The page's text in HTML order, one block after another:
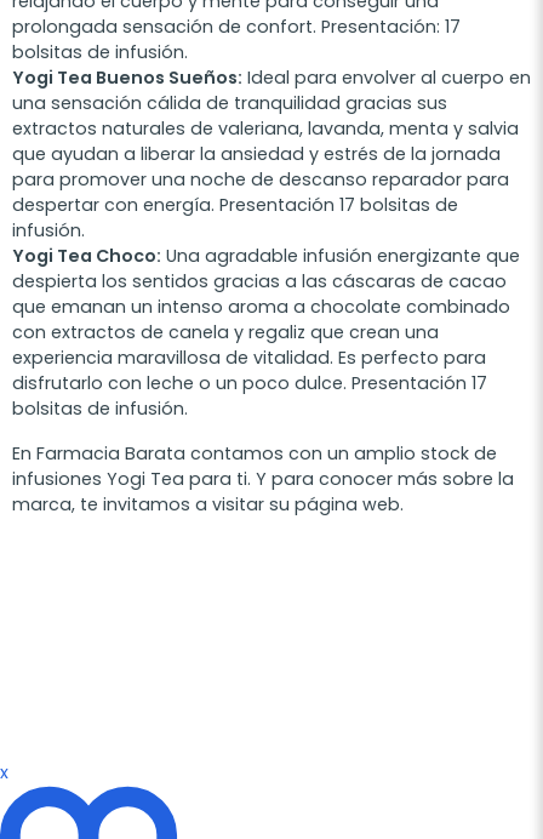
prolongada sensación de confort. Presentación: 17
bolsitas de infusión.
Yogi Tea Buenos Sueños: Ideal para envolver al cuerpo en
una sensación cálida de tranquilidad gracias sus
extractos naturales de valeriana, lavanda, menta y salvia
que ayudan a liberar la ansiedad y estrés de la jornada
para promover una noche de descanso reparador para
despertar con energía. Presentación 17 bolsitas de
infusión.
Yogi Tea Choco: Una agradable infusión energizante que
despierta los sentidos gracias a las cáscaras de cacao
que emanan un intenso aroma a chocolate combinado
con extractos de canela y regaliz que crean una
experiencia maravillosa de vitalidad. Es perfecto para
disfrutarlo con leche o un poco dulce. Presentación 17
bolsitas de infusión.
En Farmacia Barata contamos con un amplio stock de
infusiones Yogi Tea para ti. Y para conocer más sobre la
marca, te invitamos a visitar su página web.
x